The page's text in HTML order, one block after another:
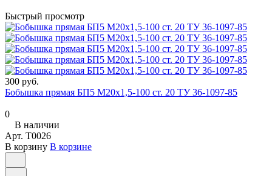
Быстрый просмотр
300 руб.
Бобышка прямая БП5 М20х1,5-100 ст. 20 ТУ 36-1097-85
0
В наличии
Арт. T0026
В корзину В корзине